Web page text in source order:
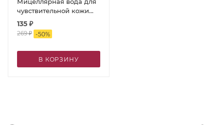
Мицеллярная вода для
чувствительной кожи
лица «Fermented
cleansing»/«Ферментированное
очищение», 300 мл
135 ₽
269₽ -50%
В КОРЗИНУ